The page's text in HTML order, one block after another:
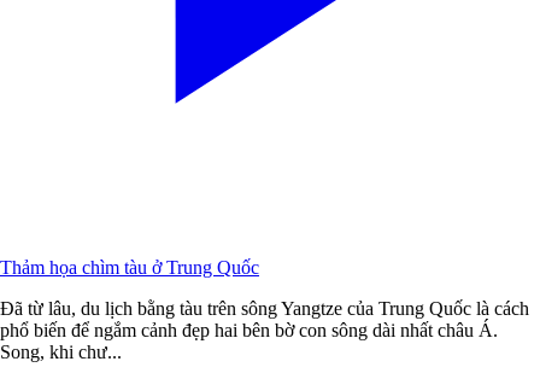
Thảm họa chìm tàu ở Trung Quốc
Đã từ lâu, du lịch bằng tàu trên sông Yangtze của Trung Quốc là cách
phổ biến để ngắm cảnh đẹp hai bên bờ con sông dài nhất châu Á.
Song, khi chư...